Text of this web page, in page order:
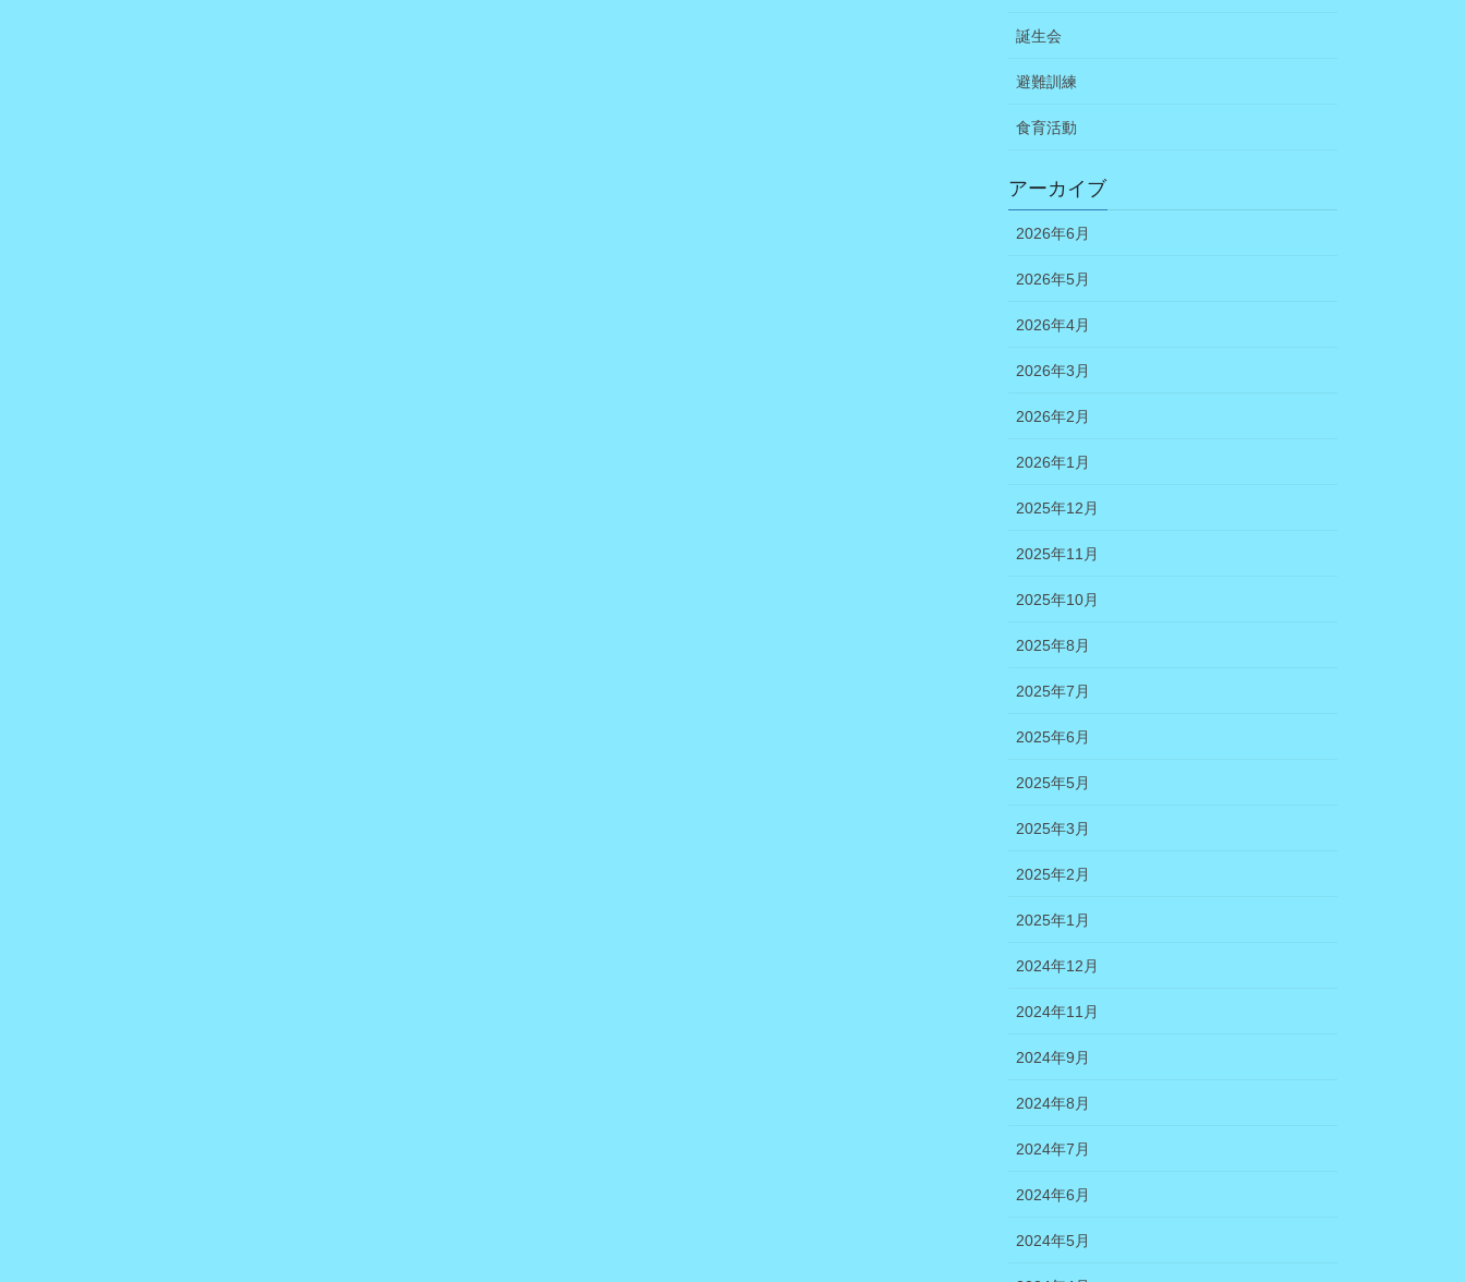
誕生会
避難訓練
食育活動
アーカイブ
2026年6月
2026年5月
2026年4月
2026年3月
2026年2月
2026年1月
2025年12月
2025年11月
2025年10月
2025年8月
2025年7月
2025年6月
2025年5月
2025年3月
2025年2月
2025年1月
2024年12月
2024年11月
2024年9月
2024年8月
2024年7月
2024年6月
2024年5月